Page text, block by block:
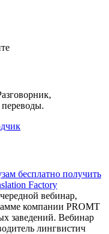
бесплатно получить
Factory
вебинар,
компании PROMT
заведений. Вебинар
лингвистич